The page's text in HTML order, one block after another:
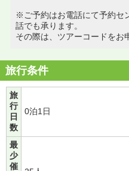
※ご予約はお電話にて予約セ
話でも承ります。
その際は、ツアーコードをお
旅行条件
旅
行
日
数
0泊1日
最
少
催